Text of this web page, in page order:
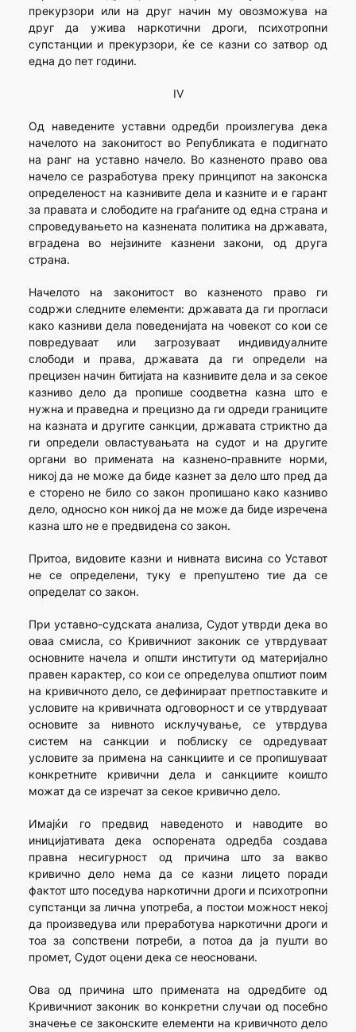
прекурзори или на друг начин му овозможува на
друг да ужива наркотични дроги, психотропни
супстанции и прекурзори, ќе се казни со затвор од
една до пет години.
IV
Од наведените уставни одредби произлегува дека
начелото на законитост во Републиката е подигнато
на ранг на уставно начело. Во казненото право ова
начело се разработува преку принципот на законска
определеност на казнивите дела и казните и е гарант
за правата и слободите на граѓаните од една страна и
спроведувањето на казнената политика на државата,
вградена во нејзините казнени закони, од друга
страна.
Начелото на законитост во казненото право ги
содржи следните елементи: државата да ги прогласи
како казниви дела поведенијата на човекот со кои се
повредуваат или загрозуваат индивидуалните
слободи и права, државата да ги определи на
прецизен начин битијата на казнивите дела и за секое
казниво дело да пропише соодветна казна што е
нужна и праведна и прецизно да ги одреди границите
на казната и другите санкции, државата стриктно да
ги определи овластувањата на судот и на другите
органи во примената на казнено-правните норми,
никој да не може да биде казнет за дело што пред да
е сторено не било со закон пропишано како казниво
дело, односно кон никој да не може да биде изречена
казна што не е предвидена со закон.
Притоа, видовите казни и нивната висина со Уставот
не се определени, туку е препуштено тие да се
определат со закон.
При уставно-судската анализа, Судот утврди дека во
оваа смисла, со Кривичниот законик се утврдуваат
основните начела и општи институти од материјално
правен карактер, со кои се определува општиот поим
на кривичното дело, се дефинираат претпоставките и
условите на кривичната одговорност и се утврдуваат
основите за нивното исклучување, се утврдува
систем на санкции и поблиску се одредуваат
условите за примена на санкциите и се пропишуваат
конкретните кривични дела и санкциите коишто
можат да се изречат за секое кривично дело.
Имајќи го предвид наведеното и наводите во
иницијативата дека оспорената одредба создава
правна несигурност од причина што за вакво
кривично дело нема да се казни лицето поради
фактот што поседува наркотични дроги и психотропни
супстанци за лична употреба, а постои можност некој
да произведува или преработува наркотични дроги и
тоа за сопствени потреби, а потоа да ја пушти во
промет, Судот оцени дека се неосновани.
Ова од причина што примената на одредбите од
Кривичниот законик во конкретни случаи од посебно
знaчење се законските елементи на кривичното дело